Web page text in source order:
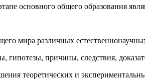
основного общего образования
мира различных
причины, следствия,
теоретических и